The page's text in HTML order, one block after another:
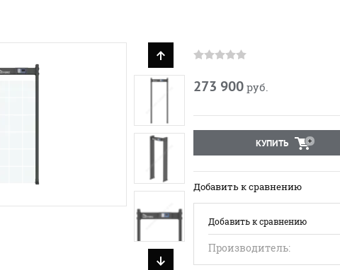
273 900 руб.
КУПИТЬ
Добавить к сравнению
Добавить к сравнению
Производитель: